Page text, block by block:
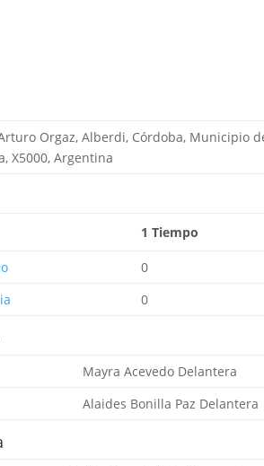
Orgaz, Alberdi, Córdoba, Municipio
X5000, Argentina
1 Tiempo
0
0
Mayra Acevedo Delantera
Alaides Bonilla Paz Delantera